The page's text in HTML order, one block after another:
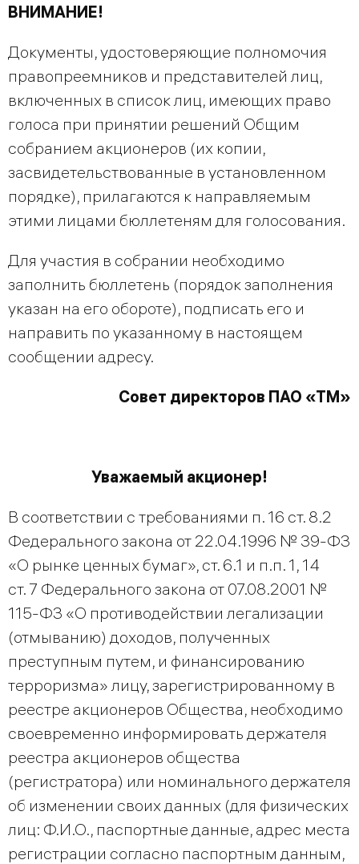
ВНИМАНИЕ!
Документы, удостоверяющие полномочия
правопреемников и представителей лиц,
включенных в список лиц, имеющих право
голоса при принятии решений Общим
собранием акционеров (их копии,
засвидетельствованные в установленном
порядке), прилагаются к направляемым
этими лицами бюллетеням для голосования.
Для участия в собрании необходимо
заполнить бюллетень (порядок заполнения
указан на его обороте), подписать его и
направить по указанному в настоящем
сообщении адресу.
Совет директоров ПАО «ТМ»
Уважаемый акционер!
В соответствии с требованиями п. 16 ст. 8.2
Федерального закона от 22.04.1996 № 39-ФЗ
«О рынке ценных бумаг», ст. 6.1 и п.п. 1, 14
ст. 7 Федерального закона от 07.08.2001 №
115-ФЗ «О противодействии легализации
(отмыванию) доходов, полученных
преступным путем, и финансированию
терроризма» лицу, зарегистрированному в
реестре акционеров Общества, необходимо
своевременно информировать держателя
реестра акционеров общества
(регистратора) или номинального держателя
об изменении своих данных (для физических
лиц: Ф.И.О., паспортные данные, адрес места
регистрации согласно паспортным данным,